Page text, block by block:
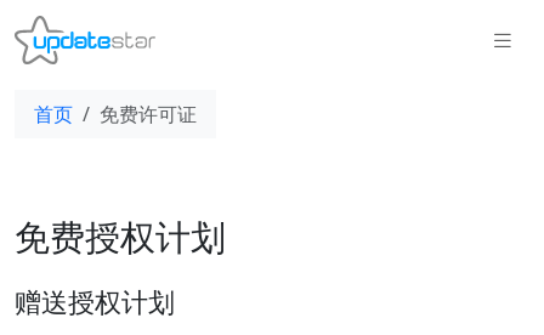
首页 免费许可证
免费授权计划
赠送授权计划